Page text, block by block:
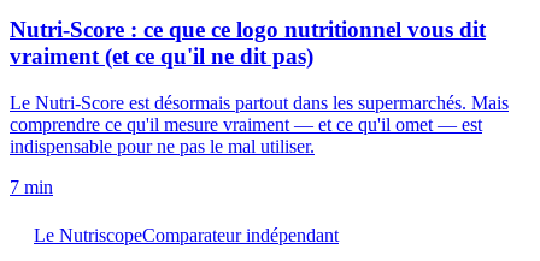
Nutri-Score : ce que ce logo nutritionnel vous dit
vraiment (et ce qu'il ne dit pas)
Le Nutri-Score est désormais partout dans les supermarchés. Mais
comprendre ce qu'il mesure vraiment — et ce qu'il omet — est
indispensable pour ne pas le mal utiliser.
7 min
Le NutriscopeComparateur indépendant